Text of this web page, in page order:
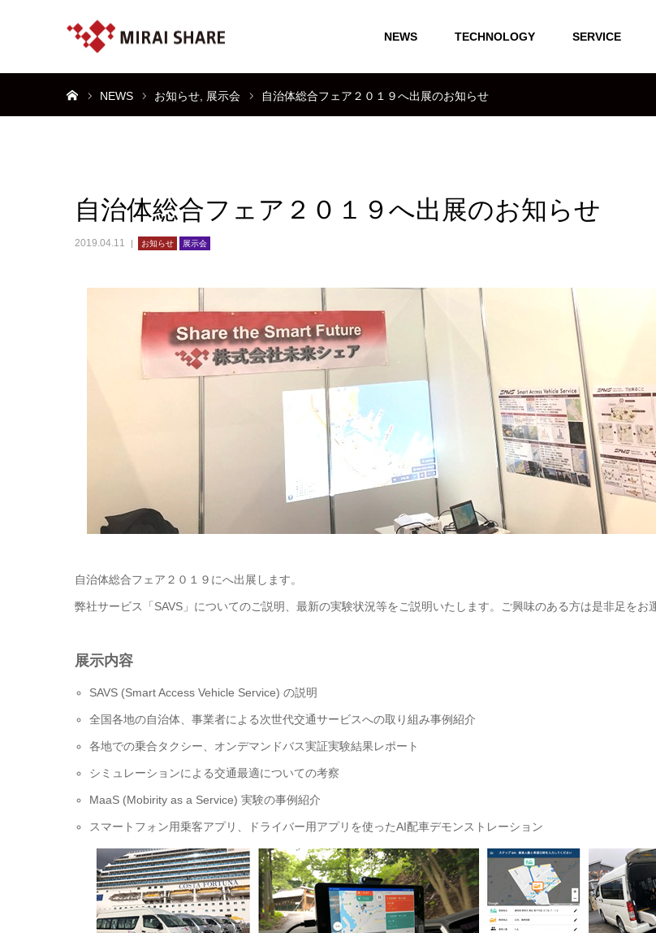
NEWS TECHNOLOGY SERVICE
NEWS お知らせ 展示会 自治体総合フェア２０１９へ出展のお知らせ
自治体総合フェア２０１９へ出展のお知らせ
2019.04.11 お知らせ 展示会
自治体総合フェア２０１９にへ出展します。
弊社サービス「SAVS」についてのご説明、最新の実験状況等をご説明いたします。ご興味のある方は是非足をお
展示内容
SAVS (Smart Access Vehicle Service) の説明
全国各地の自治体、事業者による次世代交通サービスへの取り組み事例紹介
各地での乗合タクシー、オンデマンドバス実証実験結果レポート
シミュレーションによる交通最適についての考察
MaaS (Mobirity as a Service) 実験の事例紹介
スマートフォン用乗客アプリ、ドライバー用アプリを使ったAI配車デモンストレーション